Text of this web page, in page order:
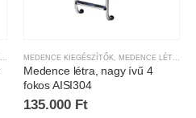
MEDENCE KIEGÉSZÍTŐK MEDENCE LÉTRÁK
Medence létra, nagy ívű 4
fokos AISI304
135.000 Ft